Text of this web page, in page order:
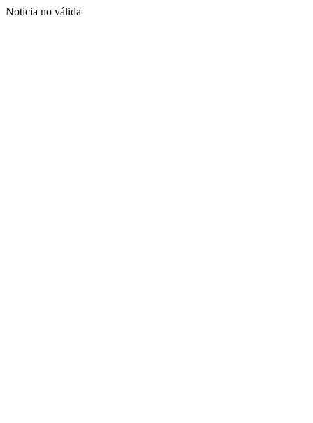
Noticia no válida